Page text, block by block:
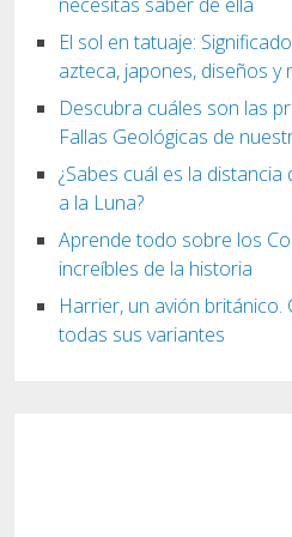
El sol en tatuaje:
azteca, japones, diseños y
Descubra cuáles son las
Fallas Geológicas de
¿Sabes cuál es la distancia
a la Luna?
Aprende todo sobre los
increíbles de la historia
Harrier, un avión británico.
todas sus variantes